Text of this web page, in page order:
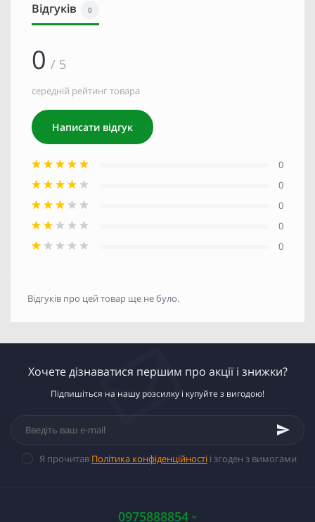
Відгуків 0
0 / 5
середній рейтинг товара
Написати відгук
0
0
0
0
0
Відгуків про цей товар ще не було.
Хочете дізнаватися першим про акції і знижки?
Підпишіться на нашу розсилку і купуйте з вигодою!
Я прочитав Політика конфіденційності і згоден з вимогами
0975888854